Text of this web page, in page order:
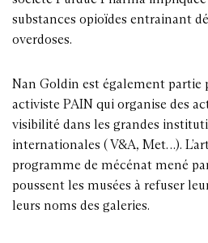
substances opioïdes entrainant
overdoses.
Nan Goldin est également partie
activiste PAIN qui organise des
visibilité dans les grandes
internationales ( V&A, Met…).
programme de mécénat mené
poussent les musées à refuser
leurs noms des galeries.